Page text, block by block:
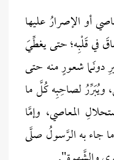
أو الإصرارُ عليها
في قَلْبِه؛ حتى يغطِّيَ
دونَما شعورٍ منه حتى
ويُبَرِّرُ لصاحِبِه كُلَّ ما
المعاصي، وإمَّا
جاء به الرَّسولُ صلَّى